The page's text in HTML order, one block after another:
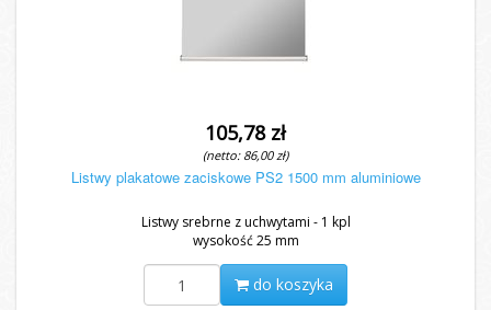
105,78 zł
(netto: 86,00 zł)
Listwy plakatowe zaciskowe PS2 1500 mm aluminiowe
Listwy srebrne z uchwytami - 1 kpl
wysokość 25 mm
do koszyka